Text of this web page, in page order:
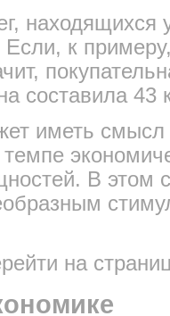
находящихся
Если, к
составила 43
иметь смысл
В этом
на